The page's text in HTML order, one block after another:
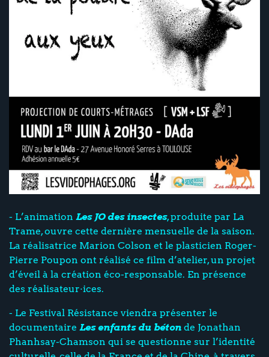
- L’animation Les JO des insectes, produite par La
Trame, ouvre cette dernière mensuelle de la saison.
La réalisatrice Marion Colson et le plasticien Roger-
Pierre Poupon ont réalisé ce film d’atelier, un projet
d’éveil à la création éco-responsable. En présence
des réalisateur·ices.
- Le Festival Résistance viendra présenter le
documentaire Les enfants du béton de Jonathan
Phanhsay-Chamson qui se questionne sur l’identité